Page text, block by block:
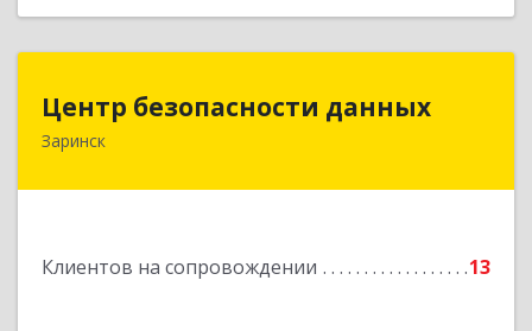
Центр безопасности данных
Заринск
Клиентов на сопровождении 13
Центр безопасности данных
659100, Алтайский край, Заринск г, Таратынова